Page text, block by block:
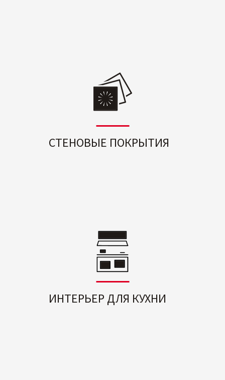
СТЕНОВЫЕ ПОКРЫТИЯ
ИНТЕРЬЕР ДЛЯ КУХНИ